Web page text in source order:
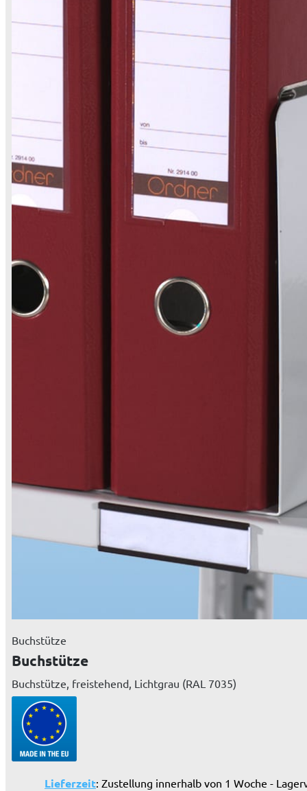
Buchstütze
Buchstütze
Buchstütze, freistehend, Lichtgrau (RAL 7035)
Lieferzeit: Zustellung innerhalb von 1 Woche -